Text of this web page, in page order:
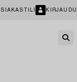
KIRJAUDU